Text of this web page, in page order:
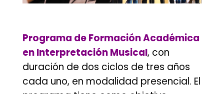
Programa de Formación Académica
en Interpretación Musical, con
duración de dos ciclos de tres años
cada uno, en modalidad presencial. El